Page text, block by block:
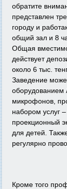
обратите
представлен
городу и
общий зал и 8
Общая
действует
около 6 тыс.
Заведение
оборудованием
микрофонов,
набором услуг
проекционный
для детей.
регулярно
Кроме того